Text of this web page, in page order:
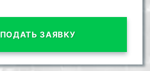
ПОДАТЬ ЗАЯВКУ